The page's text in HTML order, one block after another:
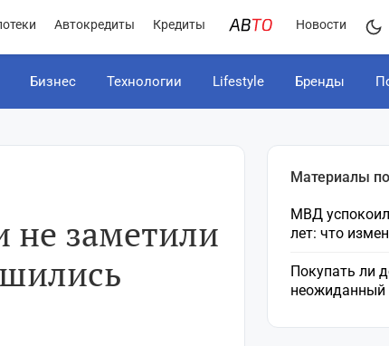
Автокредиты Кредиты Новости
Бизнес Технологии Lifestyle Бренды
не заметили
Материалы
МВД
лет: что
Покупать ли
неожиданный